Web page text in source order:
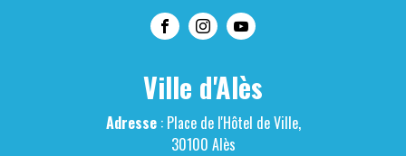
Ville d'Alès
Adresse: Place de l'Hôtel de Ville,
30100 Alès